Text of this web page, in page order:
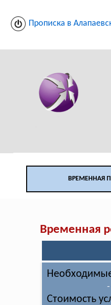
Прописка в
ВРЕМЕННАЯ
Временная
Стоимость